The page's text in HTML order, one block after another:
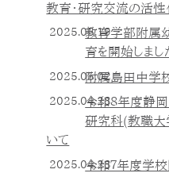
教育・研究交流の活性
2025.05.19教育学部附属
育を開始しまし
2025.05.02附属島田中学
2025.04.28令和８年度静
研究科(教職大
いて
2025.04.28令和７年度学